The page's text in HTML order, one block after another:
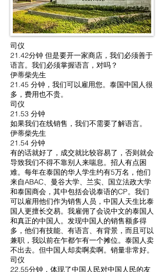
司仪
21.42分钟 但是要开一家商店，我们必须善于
语言。我们必须掌握语言，对吗？
伊蒂柴先生
21.45 分钟，我们可以雇用您。泰国中国人很
多，费用也不贵。
司仪
21.53 分钟
如果我们在线销售，我们不需要了解语言。
伊蒂柴先生
21.54 分钟
有的话就好了，成交就比较容易了，否则就会
导致我们不得不靠别人来喘息。招人有点困
难。每年在泰国的华人学生约有5万名，他们
来自ABAC、曼谷大学、兰实、国立法政大学
和泰国商会，其中包括会说泰语的CP。我们
可以雇用他们作为销售人员，中国人天生比泰
国人更擅长交易。我雇佣了会说中文的泰国人
和真正的中国人。发现中国人的销售额多得
多，他们有技能、有语言、有背景，而且可以
兼职，我以前在乍都乍有一个摊位。泰国人卖
不出去。但中国人却卖啊卖啊。销量非常好。
司仪
22.55分钟，体现了中国人民对中国人民的友